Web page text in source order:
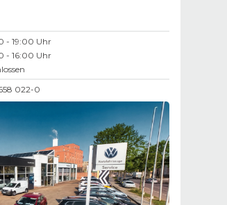
- 19:00 Uhr
- 16:00 Uhr
022-0